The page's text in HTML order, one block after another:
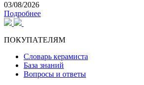
03/08/2026
Подробнее
ПОКУПАТЕЛЯМ
Словарь керамиста
База знаний
Вопросы и ответы